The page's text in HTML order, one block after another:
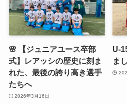
🌸 【ジュニアユース卒部
式】レアッシの歴史に刻ま
れた、最後の誇り高き選手
たちへ
2026年3月16日
U-
ま